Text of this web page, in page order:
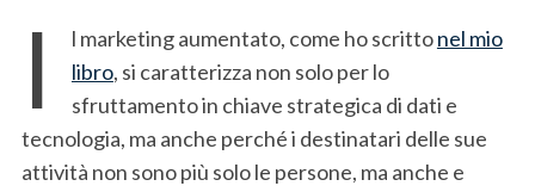
I l marketing aumentato, come ho scrittonel mio
libro, si caratterizza non solo per lo
sfruttamento in chiave strategica di dati e
tecnologia, ma anche perché i destinatari delle sue
attività non sono più solo le persone, ma anche e